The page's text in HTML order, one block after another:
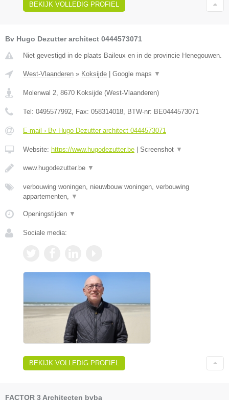
BEKIJK VOLLEDIG PROFIEL
Bv Hugo Dezutter architect 0444573071
Niet gevestigd in de plaats Baileux en in de provincie Henegouwen.
West-Vlaanderen » Koksijde Google maps ▼
Molenwal 2, 8670 Koksijde (West-Vlaanderen)
Tel: 0495577992, Fax: 058314018, BTW-nr: BE0444573071
E-mail › Bv Hugo Dezutter architect 0444573071
Website: https://www.hugodezutter.be Screenshot ▼
www.hugodezutter.be ▼
verbouwing woningen, nieuwbouw woningen, verbouwing
appartementen, ▼
Openingstijden ▼
Sociale media:
BEKIJK VOLLEDIG PROFIEL
FACTOR 3 Architecten bvba